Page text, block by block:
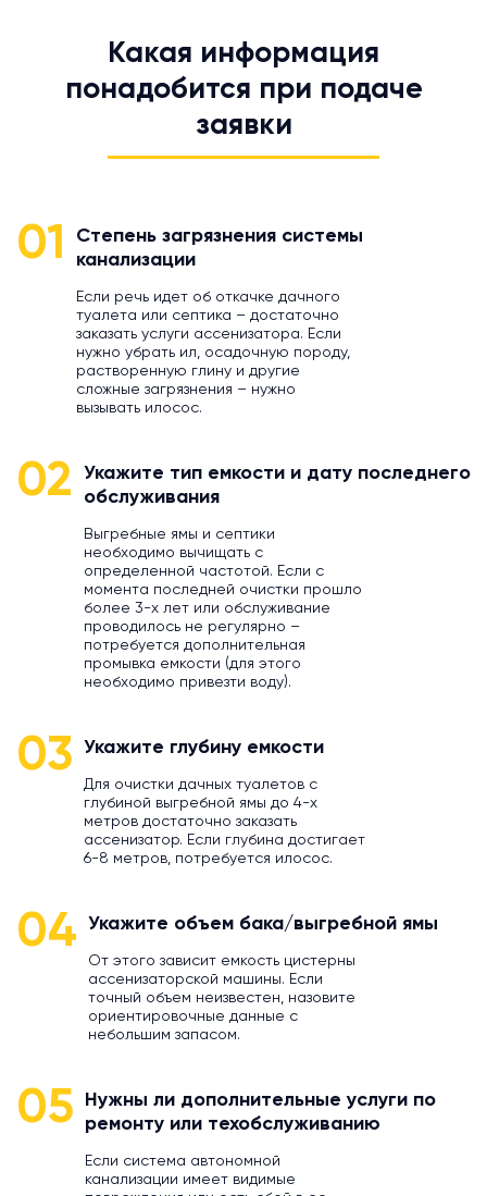
Какая информация
понадобится при подаче
заявки
01
Степень загрязнения системы
канализации
Если речь идет об откачке дачного
туалета или септика – достаточно
заказать услуги ассенизатора. Если
нужно убрать ил, осадочную породу,
растворенную глину и другие
сложные загрязнения – нужно
вызывать илосос.
02
Укажите тип емкости и дату последнего
обслуживания
Выгребные ямы и септики
необходимо вычищать с
определенной частотой. Если с
момента последней очистки прошло
более 3-х лет или обслуживание
проводилось не регулярно –
потребуется дополнительная
промывка емкости (для этого
необходимо привезти воду).
03 Укажите глубину емкости
Для очистки дачных туалетов с
глубиной выгребной ямы до 4-х
метров достаточно заказать
ассенизатор. Если глубина достигает
6-8 метров, потребуется илосос.
04 Укажите объем бака/выгребной ямы
От этого зависит емкость цистерны
ассенизаторской машины. Если
точный объем неизвестен, назовите
ориентировочные данные с
небольшим запасом.
05
Нужны ли дополнительные услуги по
ремонту или техобслуживанию
Если система автономной
канализации имеет видимые